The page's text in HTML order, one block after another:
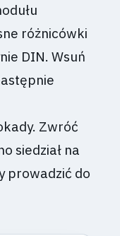
różnicówki
DIN. Wsuń
Zwróć
siedział na
prowadzić do